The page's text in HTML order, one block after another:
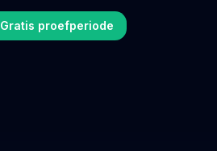
Gratis proefperiode